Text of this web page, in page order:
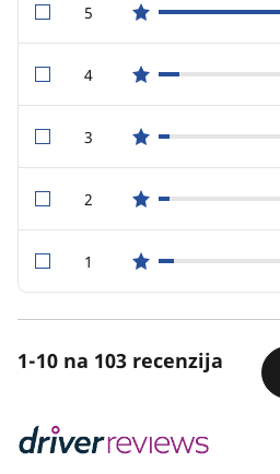
5star reviews
4star reviews
3star reviews
2star reviews
1star reviews
1-10 na 103 recenzija